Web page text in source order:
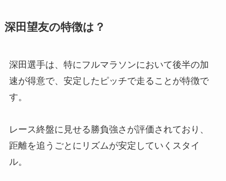
深田望友の特徴は？
深田選手は、特にフルマラソンにおいて後半の加
速が得意で、安定したピッチで走ることが特徴で
す。
レース終盤に見せる勝負強さが評価されており、
距離を追うごとにリズムが安定していくスタイ
ル。